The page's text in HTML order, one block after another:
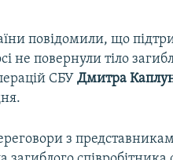
повідомили, що
не повернули тіло
СБУДмитра
з